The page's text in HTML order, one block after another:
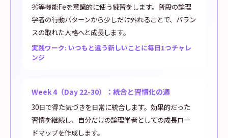
劣等機能Feを意識的に使う練習をします。普段の論理
学者の行動パターンから少しだけ外れることで、バラン
スの取れた人格へと成長します。
実践ワーク: いつもと違う新しいことに毎日1つチャレ
ンジ
Week 4（Day 22-30）：統合と習慣化の週
30日で得た気づきを日常に統合します。効果的だった
習慣を継続し、自分だけの論理学者としての成長ロー
ドマップを作成します。